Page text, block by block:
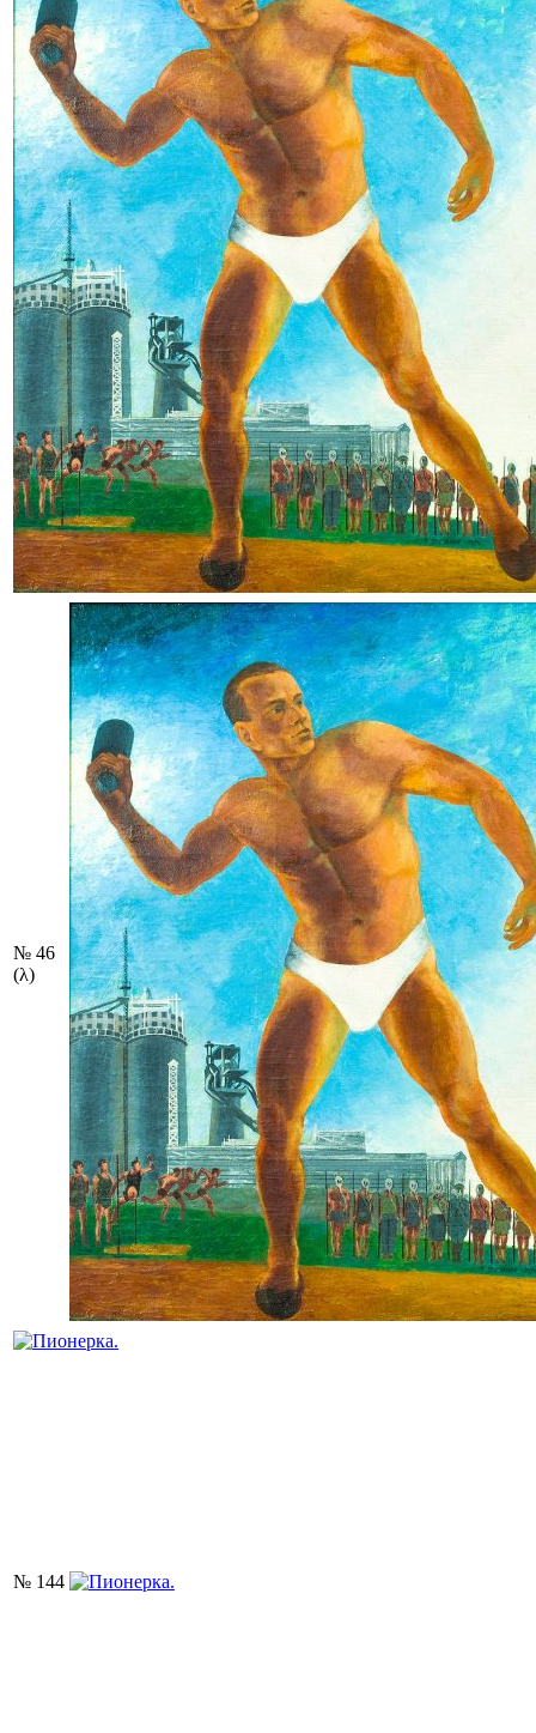
№ 46
(λ)
№ 144